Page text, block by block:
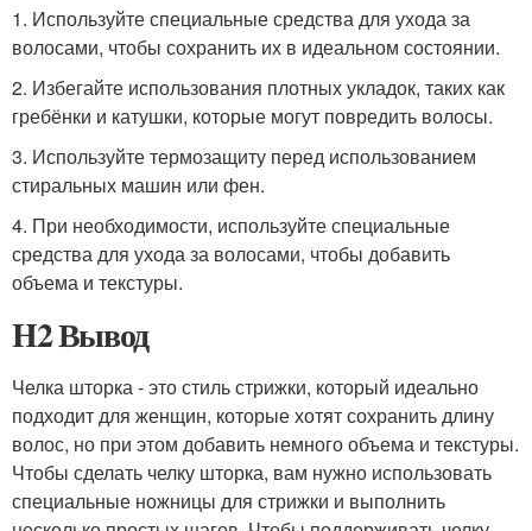
1. Используйте специальные средства для ухода за
волосами, чтобы сохранить их в идеальном состоянии.
2. Избегайте использования плотных укладок, таких как
гребёнки и катушки, которые могут повредить волосы.
3. Используйте термозащиту перед использованием
стиральных машин или фен.
4. При необходимости, используйте специальные
средства для ухода за волосами, чтобы добавить
объема и текстуры.
H2 Вывод
Челка шторка - это стиль стрижки, который идеально
подходит для женщин, которые хотят сохранить длину
волос, но при этом добавить немного объема и текстуры.
Чтобы сделать челку шторка, вам нужно использовать
специальные ножницы для стрижки и выполнить